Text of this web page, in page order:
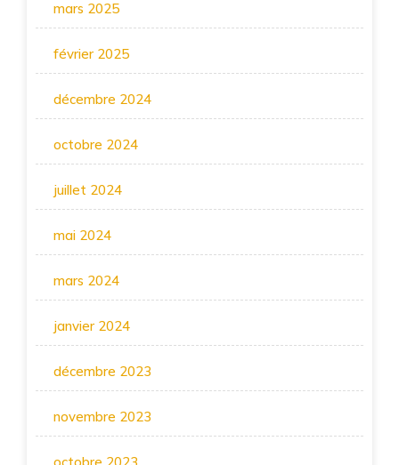
mars 2025
février 2025
décembre 2024
octobre 2024
juillet 2024
mai 2024
mars 2024
janvier 2024
décembre 2023
novembre 2023